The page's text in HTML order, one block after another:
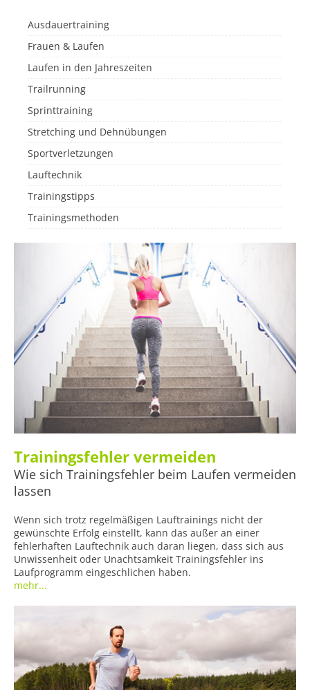
Ausdauertraining
Frauen & Laufen
Laufen in den Jahreszeiten
Trailrunning
Sprinttraining
Stretching und Dehnübungen
Sportverletzungen
Lauftechnik
Trainingstipps
Trainingsmethoden
Trainingsfehler vermeiden
Wie sich Trainingsfehler beim Laufen vermeiden
lassen
Wenn sich trotz regelmäßigen Lauftrainings nicht der
gewünschte Erfolg einstellt, kann das außer an einer
fehlerhaften Lauftechnik auch daran liegen, dass sich aus
Unwissenheit oder Unachtsamkeit Trainingsfehler ins
Laufprogramm eingeschlichen haben.
mehr...